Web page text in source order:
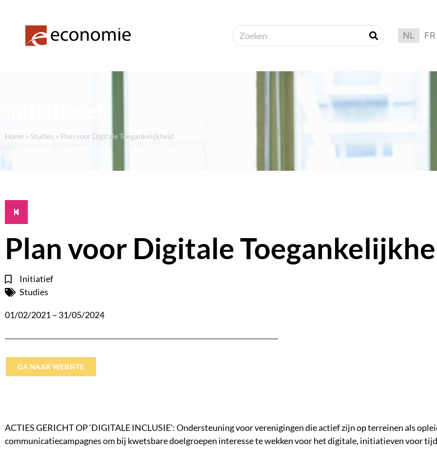
NL FR
Home » Studies » Plan voor Digitale Toegankelijkheid
Plan voor Digitale
Initiatief
Studies
01/02/2021 – 31/05/2024
GA NAAR WEBSITE
ACTIES GERICHT OP ‘DIGITALE INCLUSIE’: Ondersteuning voor verenigingen die actief zijn op terreinen als
communicatiecampagnes om bij kwetsbare doelgroepen interesse te wekken voor het digitale, initiatieven voor